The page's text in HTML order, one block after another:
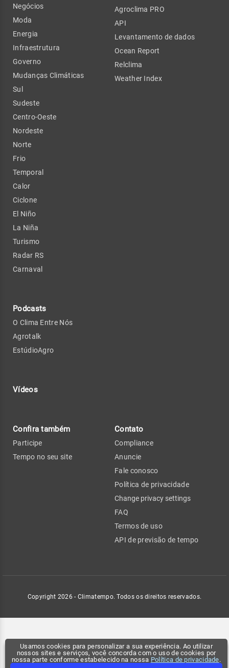
Usamos cookies para personalizar a sua experiência. Ao utilizar
nossos sites e serviços, você concorda com o uso de cookies por
nossa parte conforme estabelecido na nossa Política de privacidade.
Negócios
Moda
Energia
Infraestrutura
Governo
Mudanças Climáticas
Sul
Sudeste
Centro-Oeste
Nordeste
Norte
Frio
Temporal
Calor
Ciclone
El Niño
La Niña
Turismo
Radar RS
Carnaval
Podcasts
O Clima Entre Nós
Agrotalk
EstúdioAgro
Vídeos
Agroclima PRO
API
Levantamento de dados
Ocean Report
Relclima
Weather Index
Confira também
Participe
Tempo no seu site
Contato
Compliance
Anuncie
Fale conosco
Política de privacidade
Change privacy settings
FAQ
Termos de uso
API de previsão de tempo
Copyright 2026 - Climatempo. Todos os direitos reservados.